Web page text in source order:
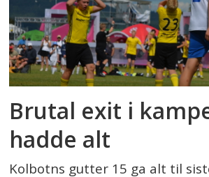
Brutal exit i
hadde alt
Kolbotns gutter 15 ga alt til